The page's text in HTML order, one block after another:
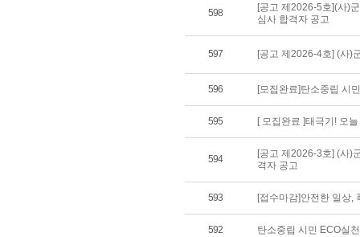
598
[공고 제2026-5호](사)
심사 합격자 공고
597 [공고 제2026-4호] (사)
596 [모집완료]탄소중립 시
595 [ 모집완료 ]태극기! 오
594
[공고 제2026-3호] (사)
격자 공고
593 [접수마감]안전한 일상,
592 탄소중립 시민 ECO실